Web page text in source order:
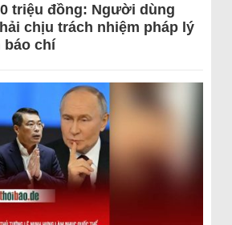
triệu đồng: Người dùng
chịu trách nhiệm pháp lý
báo chí